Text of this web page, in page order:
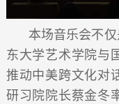
本场音乐会不
东大学艺术学院与
推动中美跨文化对
研习院院长蔡金冬